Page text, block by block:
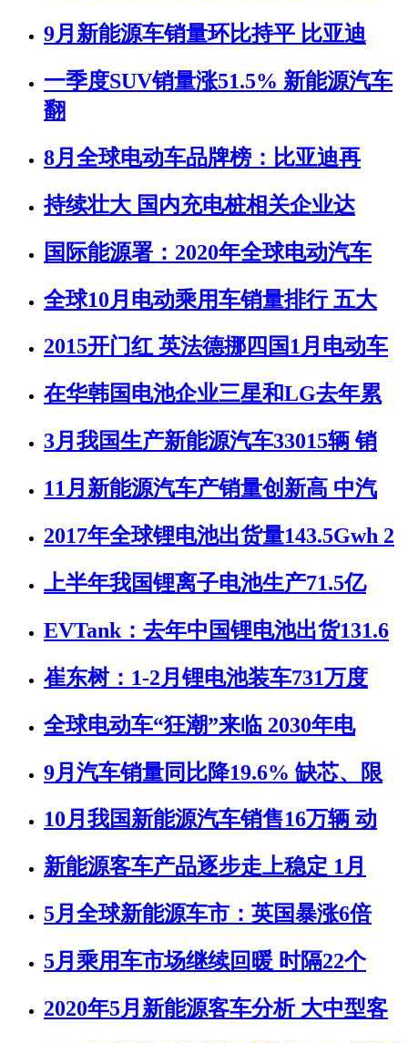
9月新能源车销量环比持平 比亚迪
一季度SUV销量涨51.5% 新能源汽车
翻
8月全球电动车品牌榜：比亚迪再
持续壮大 国内充电桩相关企业达
国际能源署：2020年全球电动汽车
全球10月电动乘用车销量排行 五大
2015开门红 英法德挪四国1月电动车
在华韩国电池企业三星和LG去年累
3月我国生产新能源汽车33015辆 销
11月新能源汽车产销量创新高 中汽
2017年全球锂电池出货量143.5Gwh 2
上半年我国锂离子电池生产71.5亿
EVTank：去年中国锂电池出货131.6
崔东树：1-2月锂电池装车731万度
全球电动车“狂潮”来临 2030年电
9月汽车销量同比降19.6% 缺芯、限
10月我国新能源汽车销售16万辆 动
新能源客车产品逐步走上稳定 1月
5月全球新能源车市：英国暴涨6倍
5月乘用车市场继续回暖 时隔22个
2020年5月新能源客车分析 大中型客